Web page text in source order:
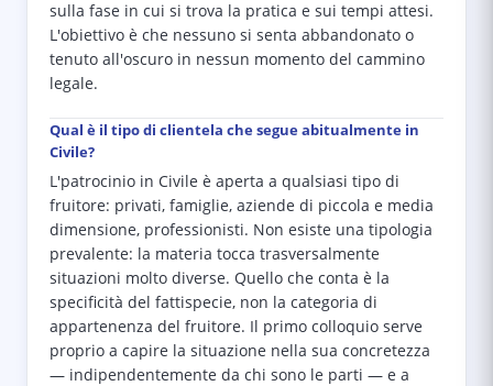
sulla fase in cui si trova la pratica e sui tempi attesi.
L'obiettivo è che nessuno si senta abbandonato o
tenuto all'oscuro in nessun momento del cammino
legale.
Qual è il tipo di clientela che segue abitualmente in
Civile?
L'patrocinio in Civile è aperta a qualsiasi tipo di
fruitore: privati, famiglie, aziende di piccola e media
dimensione, professionisti. Non esiste una tipologia
prevalente: la materia tocca trasversalmente
situazioni molto diverse. Quello che conta è la
specificità del fattispecie, non la categoria di
appartenenza del fruitore. Il primo colloquio serve
proprio a capire la situazione nella sua concretezza
— indipendentemente da chi sono le parti — e a